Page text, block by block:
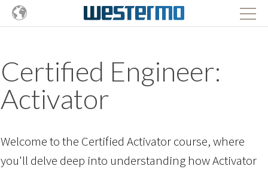
Certified Engineer:
Activator
Welcome to the Certified Activator course, where
you'll delve deep into understanding how Activator